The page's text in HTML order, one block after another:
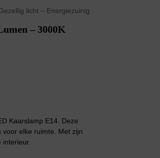
licht – Energiezuinig
– 3000K
Kaarslamp E14. Deze
elke ruimte. Met zijn